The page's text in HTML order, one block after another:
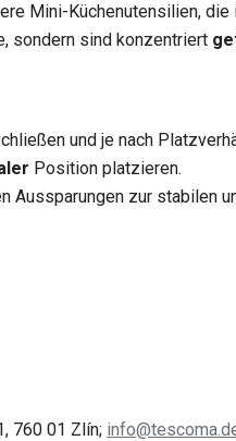
Mini-Küchenutensilien,
sondern sind konzentriert
und je nach
Position platzieren.
Aussparungen zur stabilen
760 01 Zlín;